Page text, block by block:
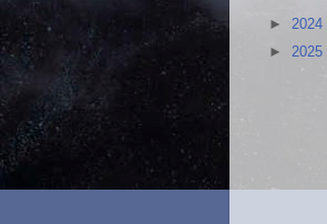
► 2024
► 2025